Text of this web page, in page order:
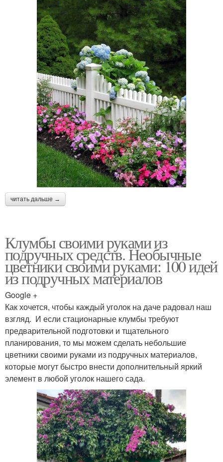
читать дальше →
Клумбы своими руками из
подручных средств. Необычные
цветники своими руками: 100 идей
из подручных материалов
Google +
Как хочется, чтобы каждый уголок на даче радовал наш
взгляд. И если стационарные клумбы требуют
предварительной подготовки и тщательного
планирования, то мы можем сделать небольшие
цветники своими руками из подручных материалов,
которые могут быстро внести дополнительный яркий
элемент в любой уголок нашего сада.